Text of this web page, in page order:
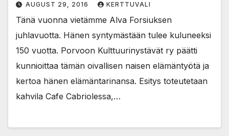
AUGUST 29, 2016 KERTTUVALI
Tänä vuonna vietämme Alva Forsiuksen
juhlavuotta. Hänen syntymästään tulee kuluneeksi
150 vuotta. Porvoon Kulttuurinystävät ry päätti
kunnioittaa tämän oivallisen naisen elämäntyötä ja
kertoa hänen elämäntarinansa. Esitys toteutetaan
kahvila Cafe Cabriolessa,…